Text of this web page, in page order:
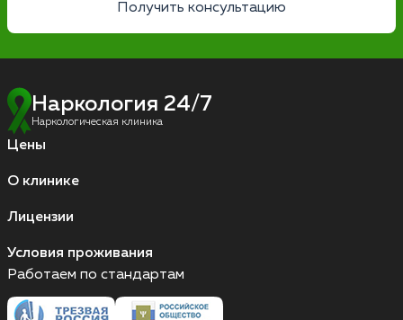
Получить консультацию
Наркология 24/7
Наркологическая клиника
Цены
О клинике
Лицензии
Условия проживания
Работаем по стандартам